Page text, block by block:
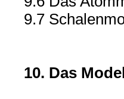
9.7
10. Das